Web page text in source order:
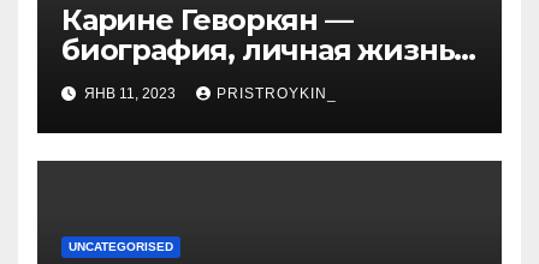
Карине Геворкян —
биография, личная жизнь
и факты из Википедии —
детали о жизни и карьере
известной актрисы
ЯНВ 11, 2023 PRISTROYKIN_
UNCATEGORISED